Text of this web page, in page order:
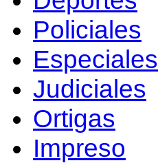
Policiales
Especiales
Judiciales
Ortigas
Impreso